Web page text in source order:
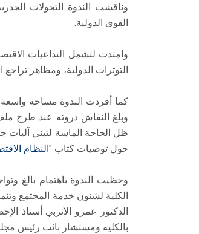
وناقشت الندوة التحولات
القوى الدولية.
وامتدت لتشمل التداعيات
التوترات الدولية، ومظاهر تراجع
​كما أفردت الندوة مساحة
وبلغ النقاش ذروته عند طرح
ظل الحاجة الماسة لتبني آليات
حول توصيات كتاب "النظام
وحظيت الندوة باهتمام بالغ
الكلية لشئون خدمة المجتمع
الدكتور عمرو الأتربي أستاذ
بالكلية ومستشار نائب رئيس